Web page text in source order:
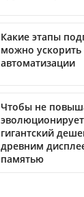
Какие этапы
можно ускорить
автоматизации
Чтобы не
гигантский
древним
памятью